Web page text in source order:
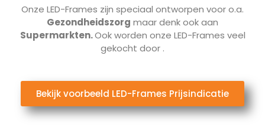
Onze LED-Frames zijn speciaal ontworpen voor o.a.
Gezondheidszorg maar denk ook aan
Supermarkten.Ook worden onze LED-Frames veel
gekocht door .
Bekijk voorbeeld LED-Frames Prijsindicatie